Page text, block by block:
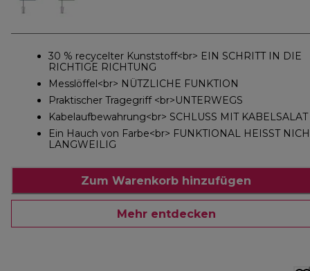
30 % recycelter Kunststoff<br> EIN SCHRITT IN DIE
RICHTIGE RICHTUNG
Messlöffel<br> NÜTZLICHE FUNKTION
Praktischer Tragegriff <br>UNTERWEGS
Kabelaufbewahrung<br> SCHLUSS MIT KABELSALAT
Ein Hauch von Farbe<br> FUNKTIONAL HEISST
LANGWEILIG
Zum Warenkorb hinzufügen
Mehr entdecken